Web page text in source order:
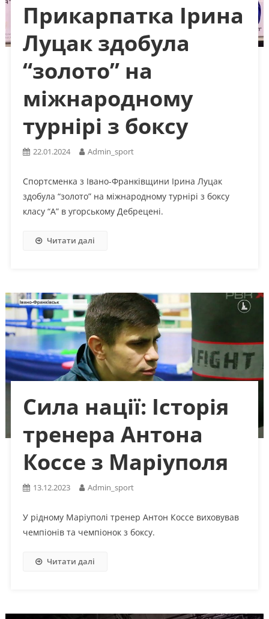
Прикарпатка Ірина
Луцак здобула
“золото” на
міжнародному
турнірі з боксу
22.01.2024 Admin_sport
Спортсменка з Івано-Франківщини Ірина Луцак
здобула “золото” на міжнародному турнірі з боксу
класу “А” в угорському Дебрецені.
Читати далі
Сила нації: Історія
тренера Антона
Коссе з Маріуполя
13.12.2023 Admin_sport
У рідному Маріуполі тренер Антон Коссе виховував
чемпіонів та чемпіонок з боксу.
Читати далі